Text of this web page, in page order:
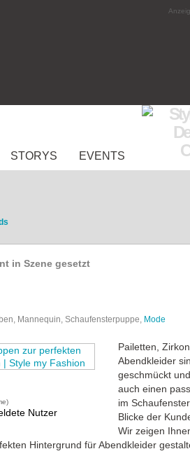
STORYS EVENTS
in Szene gesetzt
Mannequin, Schaufensterpuppe, Mode
Pailetten,
Abendkleider
geschmückt
auch einen
im
Blicke der
Wir zeigen
Hintergrund für Abendkleider